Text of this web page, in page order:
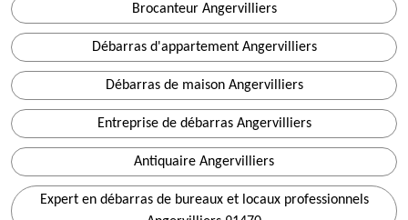
Brocanteur Angervilliers
Débarras d'appartement Angervilliers
Débarras de maison Angervilliers
Entreprise de débarras Angervilliers
Antiquaire Angervilliers
Expert en débarras de bureaux et locaux professionnels